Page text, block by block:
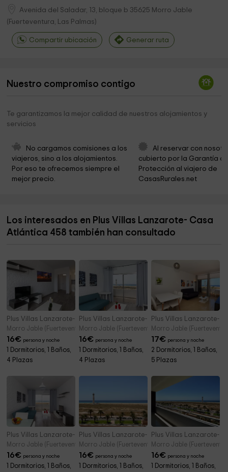
Avenida del Saladar, 13, bloque b 35625 Morro Jable
( Fuerteventura, Las Palmas)
Compartir ubicación Generar ruta
Nuestro compromiso contigo
Te garantizamos la mejor calidad de nuestros alojamientos y
servicios
No cargamos comisiones a los
viajeros, sino a los alojamientos.
Por eso te ofrecemos siempre el
mejor precio.
Al reservar con
cubierto por la Garantía
Protección al viajero de
CasasRurales.net
Los interesados en Plus Villas Lanzarote- Casa
Atlántica 458 también han consultado
Plus Villas Lanzarote- Casa Atlántica 459
Morro Jable (Fuerteventura)
16€ persona y noche
1 Dormitorios, 1 Baños,
4 Plazas
Plus Villas Lanzarote- Casa Atlántica 460
Morro Jable (Fuerteventura)
16€ persona y noche
1 Dormitorios, 1 Baños,
4 Plazas
Plus Villas Lanzarote-
Morro Jable
17€ persona y noche
2 Dormitorios, 1 Baños,
5 Plazas
Plus Villas Lanzarote- Casa Atlántica 462
Morro Jable (Fuerteventura)
16€ persona y noche
1 Dormitorios, 1 Baños,
Plus Villas Lanzarote- Casa Atlántica 463
Morro Jable (Fuerteventura)
16€ persona y noche
1 Dormitorios, 1 Baños,
Plus Villas Lanzarote-
Morro Jable
16€ persona y noche
1 Dormitorios, 1 Baños,